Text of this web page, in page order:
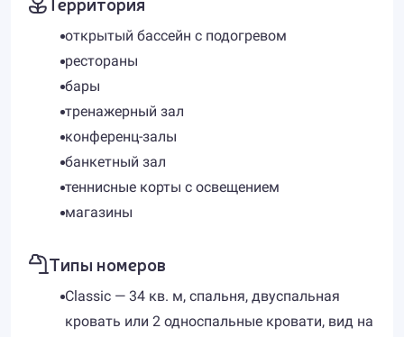
открытый бассейн с подогревом
рестораны
бары
тренажерный зал
конференц-залы
банкетный зал
теннисные корты с освещением
магазины
Типы номеров
Classic — 34 кв. м, спальня, двуспальная
кровать или 2 односпальные кровати, вид на